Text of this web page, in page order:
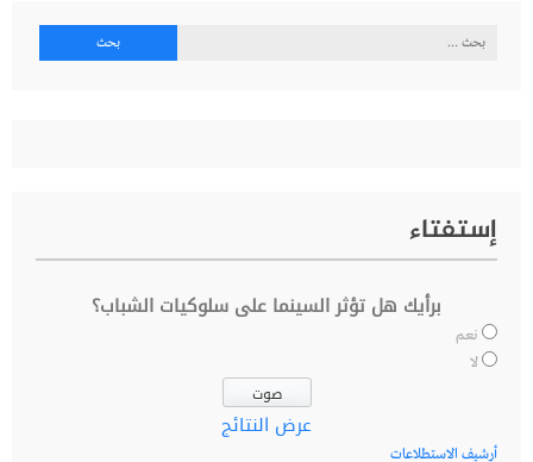
البحث
إستفتاء
برأيك هل تؤثر السينما على سلوكيات الشباب؟
نعم
لا
عرض النتائج
أرشيف الاستطلاعات